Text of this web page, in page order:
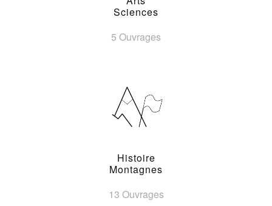
Sciences
5 Ouvrages
Histoire
Montagnes
13 Ouvrages